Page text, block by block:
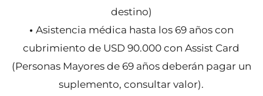
destino)
• Asistencia médica hasta los 69 años con
cubrimiento de USD 90.000 con Assist Card
(Personas Mayores de 69 años deberán pagar un
suplemento, consultar valor).